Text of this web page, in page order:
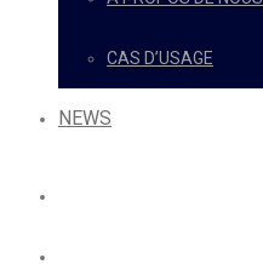
CAS D’USAGE
NEWS